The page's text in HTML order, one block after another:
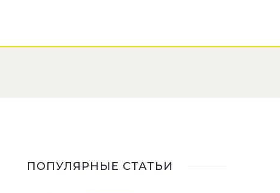
ПОПУЛЯРНЫЕ СТАТЬИ